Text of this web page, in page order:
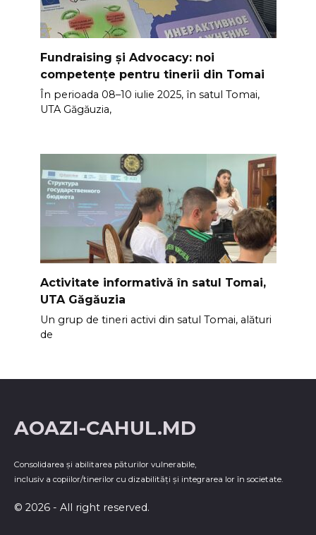
Fundraising și Advocacy: noi
competențe pentru tinerii din Tomai
În perioada 08–10 iulie 2025, în satul Tomai,
UTA Găgăuzia,
Activitate informativă în satul Tomai,
UTA Găgăuzia
Un grup de tineri activi din satul Tomai, alături
de
AOAZI-CAHUL.MD
Consolidarea şi abilitarea păturilor vulnerabile,
inclusiv a copiilor/tinerilor cu dizabilităţi şi integrarea lor în societate.
© 2026 - All right reserved.